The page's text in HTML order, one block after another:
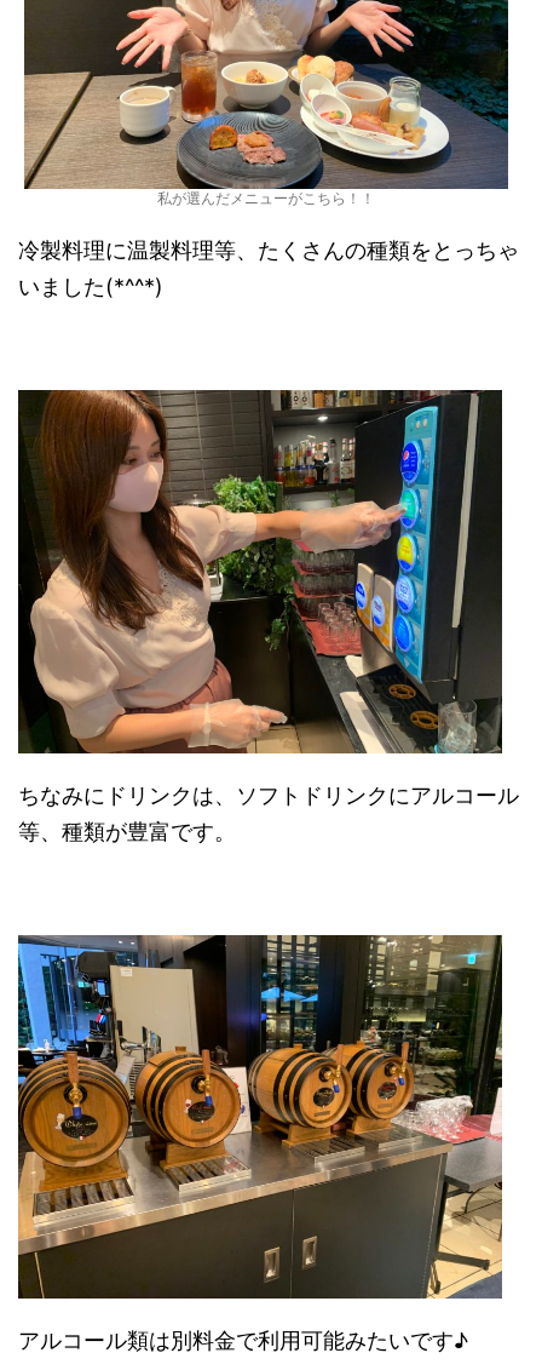
私が選んだメニューがこちら！！
冷製料理に温製料理等、たくさんの種類をとっちゃ
いました(*^^*)
ちなみにドリンクは、ソフトドリンクにアルコール
等、種類が豊富です。
アルコール類は別料金で利用可能みたいです♪